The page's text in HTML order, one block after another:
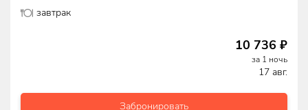
завтрак
10 736 ₽
за 1 ночь
17 авг.
Забронировать